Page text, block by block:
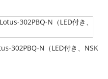
302PBQ-N（LED付き、NSK